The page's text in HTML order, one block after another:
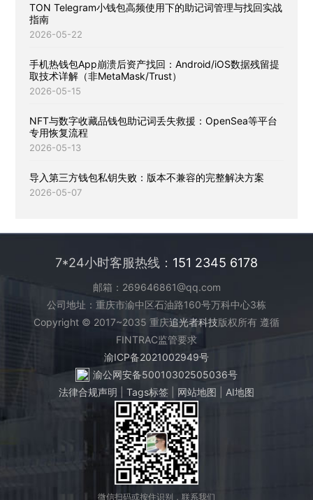
TON Telegram小钱包高频使用下的助记词管理与找回实战
指南
2026-05-22
手机热钱包App崩溃后资产找回：Android/iOS数据残留提
取技术详解（非MetaMask/Trust）
2026-05-15
NFT与数字收藏品钱包助记词丢失救援：OpenSea等平台
专用恢复流程
2026-05-13
导入第三方钱包私钥失败：版本不兼容的完整解决方案
2026-05-07
7*24小时客服热线： 151 2345 6178
邮箱：269646861@qq.com
公司地址：重庆市渝中区石油路160号万科中心3栋
Copyright © 2017~2035 重庆追光者科技版权所有 遵循
FINTRAC监管要求
渝ICP备2021002949号
渝公网安备50010302505036号
法律合规声明
Tags标签 网站地图 AI地图
微信扫码或按住识别，联系我们